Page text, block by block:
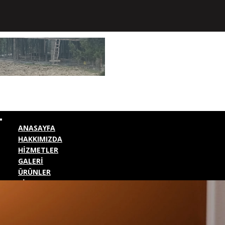
ANASAYFA
HAKKIMIZDA
HİZMETLER
GALERİ
ÜRÜNLER
BİZE ULAŞIN